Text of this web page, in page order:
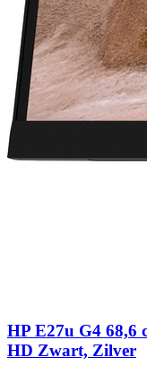
HP E27u G4 68,6
HD Zwart, Zilver